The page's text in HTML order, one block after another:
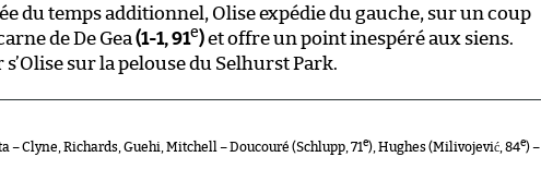
du temps additionnel, Olise expédie du gauche, sur un coup
de De Gea (1-1, 91e)et offre un point inespéré aux siens.
sur la pelouse du Selhurst Park.
– Clyne, Richards, Guehi, Mitchell – Doucouré (Schlupp, 71e), Hughes (Milivojević, 84e) –